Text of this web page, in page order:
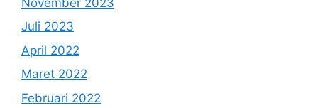
Juli 2023
April 2022
Maret 2022
Februari 2022